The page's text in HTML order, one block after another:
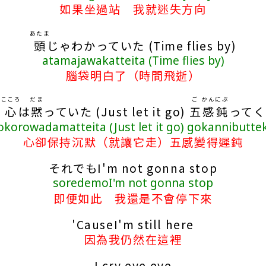
如果坐過站 我就迷失方向
頭
あたま
じゃわかっていた (Time flies by)
atamajawakatteita (Time flies by)
腦袋明白了（時間飛逝）
心
こころ
は黙
だま
っていた (Just let it go) 五
ご
感
かん
鈍
にぶ
ってく
(Just let it go)
心卻保持沉默（就讓它走）五感變得遲鈍
それでもI'm not gonna stop
soredemoI'm not gonna stop
即便如此 我還是不會停下來
'CauseI'm still here
因為我仍然在這裡